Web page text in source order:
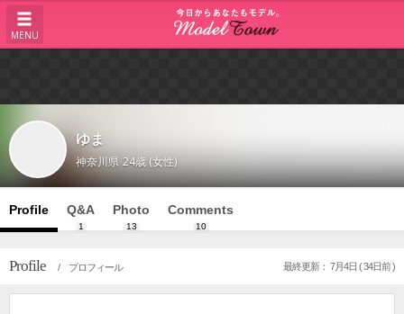
MENU
ゆま
神奈川県 24歳 (女性)
Profile Q&A
1
Photo
13
Comments
10
Profile / プロフィール 最終更新： 7月4日 ( 34日前 )